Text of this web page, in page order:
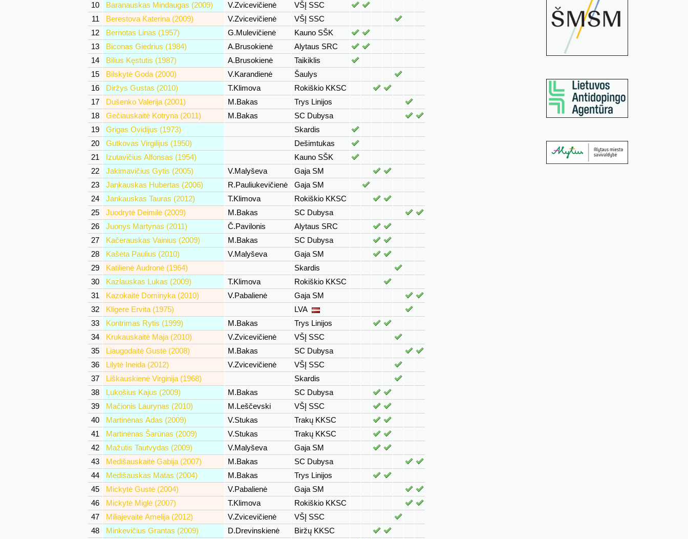
10
Baranauskas Mindaugas (2009) V.Zvicevičienė
VŠĮ SSC
11
Berestova Katerina (2009) V.Zvicevičienė
VŠĮ SSC
12
Bernotas Linas (1957) G.Mulevičienė
Kauno SŠK
13
Biconas Giedrius (1984) A.Brusokienė
Alytaus SRC
14
Bilius Kęstutis (1987) A.Brusokienė
Taikiklis
15
Bilskytė Goda (2000) V.Karandienė
Šaulys
16
Diržys Gustas (2010) T.Klimova
Rokiškio KKSC
17
Dušenko Valerija (2001) M.Bakas
Trys Linijos
18
Gečiauskaitė Kotryna (2011) M.Bakas
SC Dubysa
19
Grigas Ovidijus (1973)
Skardis
20
Gutkovas Virgilijus (1950)
Dešimtukas
21
Izutavičius Alfonsas (1954)
Kauno SŠK
22
Jakimavičius Gytis (2005) V.Malyševa
Gaja SM
23
Jankauskas Hubertas (2006) R.Pauliukevičienė
Gaja SM
24
Jankauskas Tauras (2012) T.Klimova
Rokiškio KKSC
25
Juodrytė Deimilė (2009) M.Bakas
SC Dubysa
26
Juonys Martynas (2011) Č.Pavilonis
Alytaus SRC
27
Kačerauskas Vainius (2009) M.Bakas
SC Dubysa
28
Kašėta Paulius (2010) V.Malyševa
Gaja SM
29
Katilienė Audronė (1964)
Skardis
30
Kazlauskas Lukas (2009) T.Klimova
Rokiškio KKSC
31
Kazokaitė Dominyka (2010) V.Pabalienė
Gaja SM
32
Kligere Ervita (1975)
LVA
33
Kontrimas Rytis (1999) M.Bakas
Trys Linijos
34
Krukauskaitė Maja (2010) V.Zvicevičienė
VŠĮ SSC
35
Liaugodaitė Gustė (2008) M.Bakas
SC Dubysa
36
Lilytė Ineida (2012) V.Zvicevičienė
VŠĮ SSC
37
Liškauskienė Virginija (1968)
Skardis
38
Lukošius Kajus (2009) M.Bakas
SC Dubysa
39
Mačionis Laurynas (2010) M.Leščevski
VŠĮ SSC
40
Martinėnas Adas (2009) V.Stukas
Trakų KKSC
41
Martinėnas Šarūnas (2009) V.Stukas
Trakų KKSC
42
Mažutis Tautvydas (2009) V.Malyševa
Gaja SM
43
Medišauskaitė Gabija (2007) M.Bakas
SC Dubysa
44
Medišauskas Matas (2004) M.Bakas
Trys Linijos
45
Mickytė Gustė (2004) V.Pabalienė
Gaja SM
46
Mickytė Miglė (2007) T.Klimova
Rokiškio KKSC
47
Miliajevaitė Amelija (2012) V.Zvicevičienė
VŠĮ SSC
48
Minkevičius Grantas (2009) D.Drevinskienė
Biržų KKSC